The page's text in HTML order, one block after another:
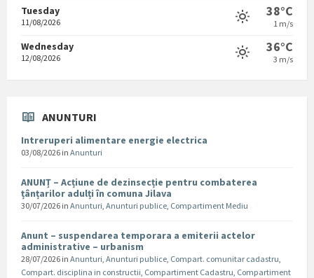
Tuesday
11/08/2026
38°C
1 m/s
Wednesday
12/08/2026
36°C
3 m/s
ANUNTURI
Intreruperi alimentare energie electrica
03/08/2026 in Anunturi
ANUNȚ – Acțiune de dezinsecție pentru combaterea
țânțarilor adulți în comuna Jilava
30/07/2026 in Anunturi, Anunturi publice, Compartiment Mediu
Anunt – suspendarea temporara a emiterii actelor
administrative – urbanism
28/07/2026 in Anunturi, Anunturi publice, Compart. comunitar cadastru,
Compart. disciplina in constructii, Compartiment Cadastru, Compartiment